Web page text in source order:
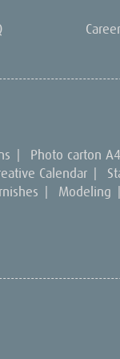
Career
Photo carton A4
Calendar
Modeling